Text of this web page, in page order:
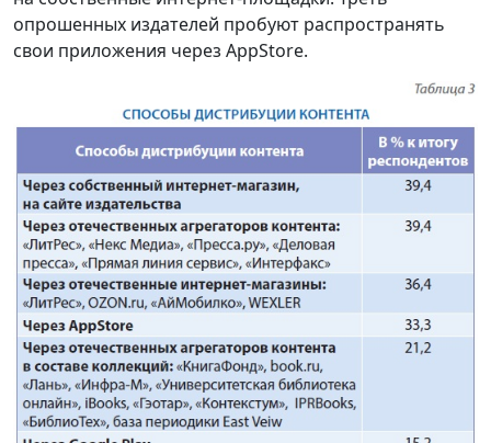
опрошенных издателей пробуют распространять
свои приложения через AppStore.